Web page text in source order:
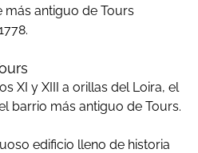
más antiguo de Tours
XI y XIII a orillas del Loira, el
barrio más antiguo de Tours.
edificio lleno de historia